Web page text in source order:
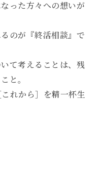
った方々への想いが
のが『終活相談』で
て考えることは、残
と。
れから］を精一杯生